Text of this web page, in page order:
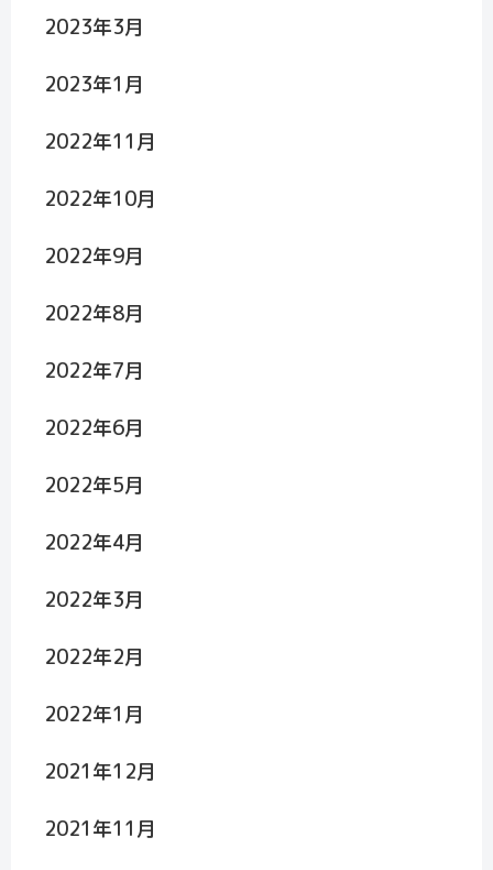
2023年3月
2023年1月
2022年11月
2022年10月
2022年9月
2022年8月
2022年7月
2022年6月
2022年5月
2022年4月
2022年3月
2022年2月
2022年1月
2021年12月
2021年11月